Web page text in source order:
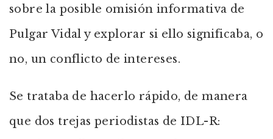
sobre la posible omisión informativa de
Pulgar Vidal y explorar si ello significaba, o
no, un conflicto de intereses.
Se trataba de hacerlo rápido, de manera
que dos trejas periodistas de IDL-R: